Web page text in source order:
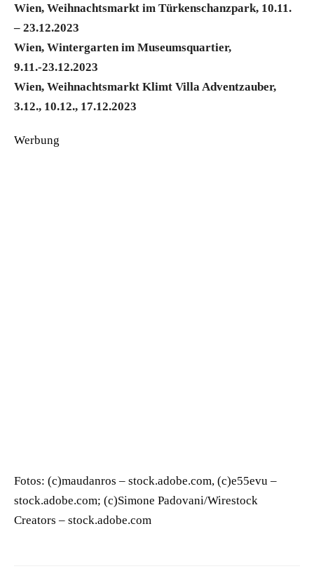
Wien, Weihnachtsmarkt im Türkenschanzpark, 10.11.
– 23.12.2023
Wien, Wintergarten im Museumsquartier,
9.11.-23.12.2023
Wien, Weihnachtsmarkt Klimt Villa Adventzauber,
3.12., 10.12., 17.12.2023
Werbung
Fotos: (c)maudanros – stock.adobe.com, (c)e55evu –
stock.adobe.com; (c)Simone Padovani/Wirestock
Creators – stock.adobe.com